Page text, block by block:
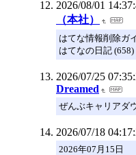
2026/08/01
（本社）
はてな情報削除ガ
はてなの日記 (658)
2026/07/25
Dreamed
ぜんぶキャリアダ
2026/07/18
2026年07月15日